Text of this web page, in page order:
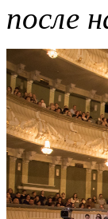
после